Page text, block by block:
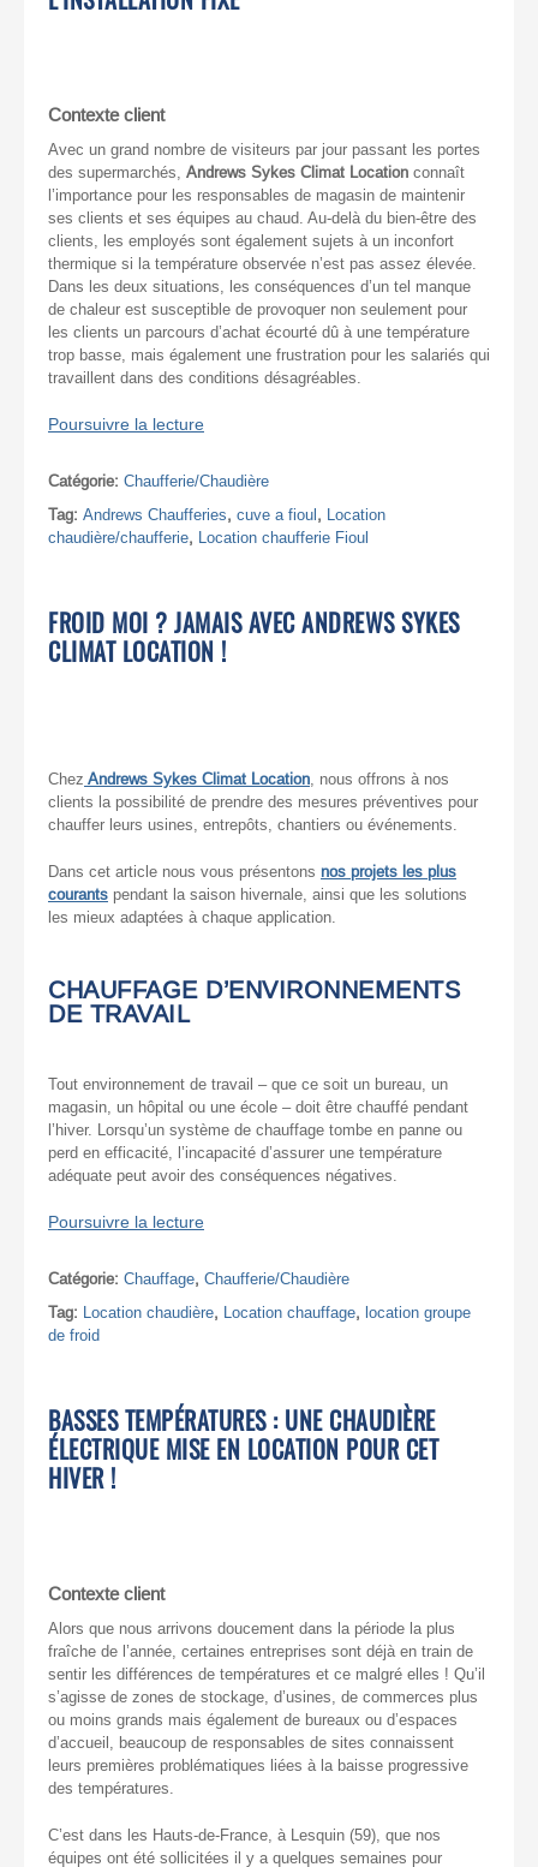
Contexte client
Avec un grand nombre de visiteurs par jour passant les portes
des supermarchés, Andrews Sykes Climat Location connaît
l’importance pour les responsables de magasin de maintenir
ses clients et ses équipes au chaud. Au-delà du bien-être des
clients, les employés sont également sujets à un inconfort
thermique si la température observée n’est pas assez élevée.
Dans les deux situations, les conséquences d’un tel manque
de chaleur est susceptible de provoquer non seulement pour
les clients un parcours d’achat écourté dû à une température
trop basse, mais également une frustration pour les salariés qui
travaillent dans des conditions désagréables.
Poursuivre la lecture
Catégorie: Chaufferie/Chaudière
Tag: Andrews Chaufferies, cuve a fioul, Location
chaudière/chaufferie, Location chaufferie Fioul
FROID MOI ? JAMAIS AVEC ANDREWS SYKES
CLIMAT LOCATION !
Chez Andrews Sykes Climat Location , nous offrons à nos
clients la possibilité de prendre des mesures préventives pour
chauffer leurs usines, entrepôts, chantiers ou événements.
Dans cet article nous vous présentons nos projets les plus
courants pendant la saison hivernale, ainsi que les solutions
les mieux adaptées à chaque application.
CHAUFFAGE D’ENVIRONNEMENTS
DE TRAVAIL
Tout environnement de travail – que ce soit un bureau, un
magasin, un hôpital ou une école – doit être chauffé pendant
l’hiver. Lorsqu’un système de chauffage tombe en panne ou
perd en efficacité, l’incapacité d’assurer une température
adéquate peut avoir des conséquences négatives.
Poursuivre la lecture
Catégorie: Chauffage, Chaufferie/Chaudière
Tag: Location chaudière, Location chauffage, location groupe
de froid
BASSES TEMPÉRATURES : UNE CHAUDIÈRE
ÉLECTRIQUE MISE EN LOCATION POUR CET
HIVER !
Contexte client
Alors que nous arrivons doucement dans la période la plus
fraîche de l’année, certaines entreprises sont déjà en train de
sentir les différences de températures et ce malgré elles ! Qu’il
s’agisse de zones de stockage, d’usines, de commerces plus
ou moins grands mais également de bureaux ou d’espaces
d’accueil, beaucoup de responsables de sites connaissent
leurs premières problématiques liées à la baisse progressive
des températures.
C’est dans les Hauts-de-France, à Lesquin (59), que nos
équipes ont été sollicitées il y a quelques semaines pour